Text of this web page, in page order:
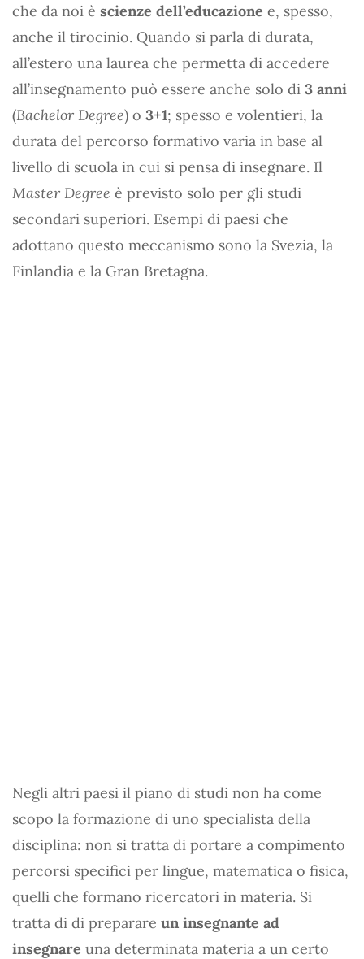
che da noi è scienze dell’educazione e, spesso,
anche il tirocinio. Quando si parla di durata,
all’estero una laurea che permetta di accedere
all’insegnamento può essere anche solo di 3 anni
(Bachelor Degree) o 3+1; spesso e volentieri, la
durata del percorso formativo varia in base al
livello di scuola in cui si pensa di insegnare. Il
Master Degree è previsto solo per gli studi
secondari superiori. Esempi di paesi che
adottano questo meccanismo sono la Svezia, la
Finlandia e la Gran Bretagna.
Negli altri paesi il piano di studi non ha come
scopo la formazione di uno specialista della
disciplina: non si tratta di portare a compimento
percorsi specifici per lingue, matematica o fisica,
quelli che formano ricercatori in materia. Si
tratta di di preparare un insegnante ad
insegnare una determinata materia a un certo